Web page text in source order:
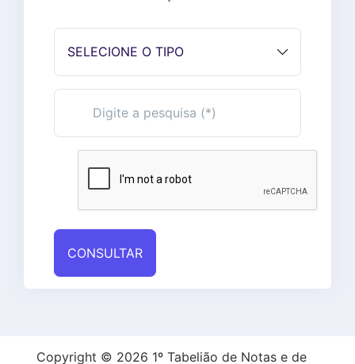
Copyright © 2026 1º Tabelião de Notas e de